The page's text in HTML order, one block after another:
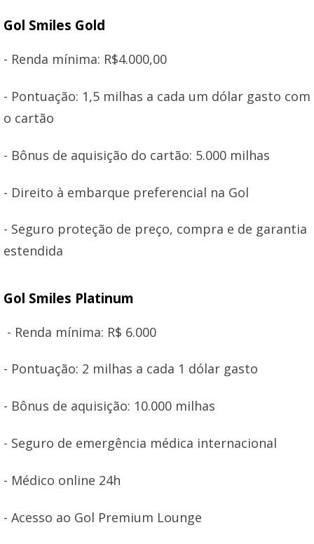
Gol Smiles Gold
- Renda mínima: R$4.000,00
- Pontuação: 1,5 milhas a cada um dólar gasto com
o cartão
- Bônus de aquisição do cartão: 5.000 milhas
- Direito à embarque preferencial na Gol
- Seguro proteção de preço, compra e de garantia
estendida
Gol Smiles Platinum
- Renda mínima: R$ 6.000
- Pontuação: 2 milhas a cada 1 dólar gasto
- Bônus de aquisição: 10.000 milhas
- Seguro de emergência médica internacional
- Médico online 24h
- Acesso ao Gol Premium Lounge